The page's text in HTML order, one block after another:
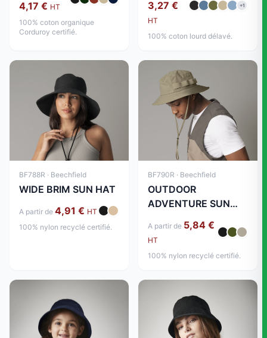
4,17 € HT
100% coton organique
Corduroy certifié.
3,27 €
HT
+1
100% coton lourd délavé.
BF788R · Beechfield
WIDE BRIM SUN HAT
A partir de 4,91 € HT
100% nylon recyclé certifié.
BF790R · Beechfield
OUTDOOR
ADVENTURE SUN
A partir de 5,84 €
HT
100% nylon recyclé certifié.